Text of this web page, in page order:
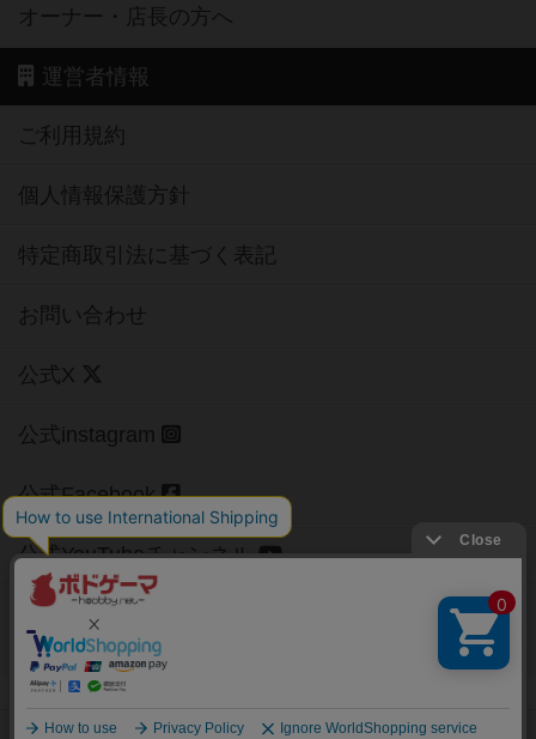
オーナー・店長の方へ
運営者情報
ご利用規約
個人情報保護方針
特定商取引法に基づく表記
お問い合わせ
公式X
公式instagram
公式Facebook
公式YouTubeチャンネル